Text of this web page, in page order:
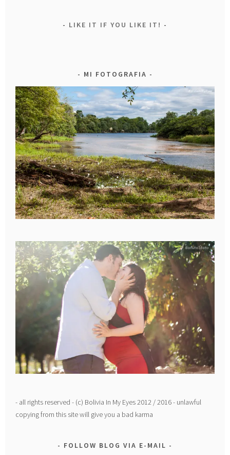
LIKE IT IF YOU LIKE IT!
MI FOTOGRAFIA
- all rights reserved - (c) Bolivia In My Eyes 2012 / 2016 - unlawful
copying from this site will give you a bad karma
FOLLOW BLOG VIA E-MAIL